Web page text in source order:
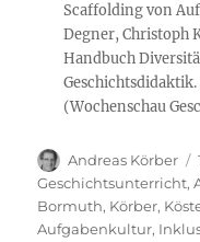
Scaffolding von
Degner, Christoph
Handbuch
(Wochenschau
Autor
Andreas Körber
Geschichtsunterricht,
Bormuth, Körber,
Aufgabenkultur,